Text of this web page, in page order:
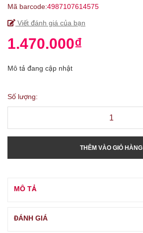
Mã barcode:4987107614575
Viết đánh giá của bạn
1.470.000₫
Mô tả đang cập nhật
Số lượng:
THÊM VÀO GIỎ HÀNG
MÔ TẢ
ĐÁNH GIÁ